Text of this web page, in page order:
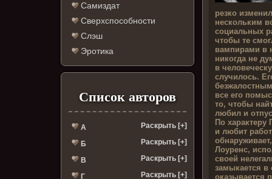
Самиздат
Сверхспособности
Слэш
Эротика
Список авторов
А Раскрыть [+]
Б Раскрыть [+]
В Раскрыть [+]
Г Раскрыть [+]
резко
нескольким
социальных
чтобы те
вампирами в
никогда не
в
случилось.
все его
то, чтобы
любил и
По характеру
и любит
Лоуренс,
своей
замыкается в
оказывается